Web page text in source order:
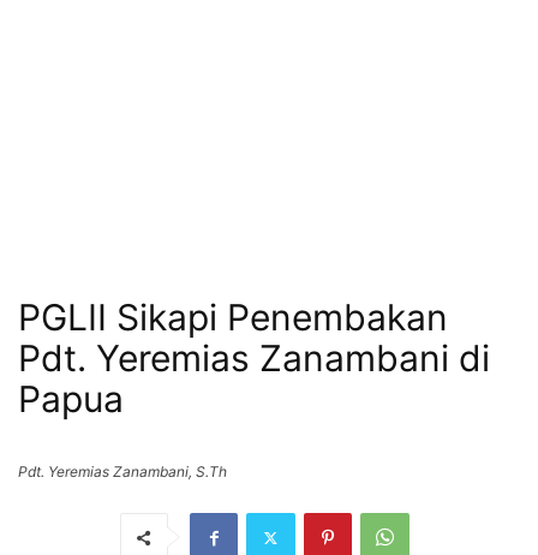
PGLII Sikapi Penembakan
Pdt. Yeremias Zanambani di
Papua
Pdt. Yeremias Zanambani, S.Th